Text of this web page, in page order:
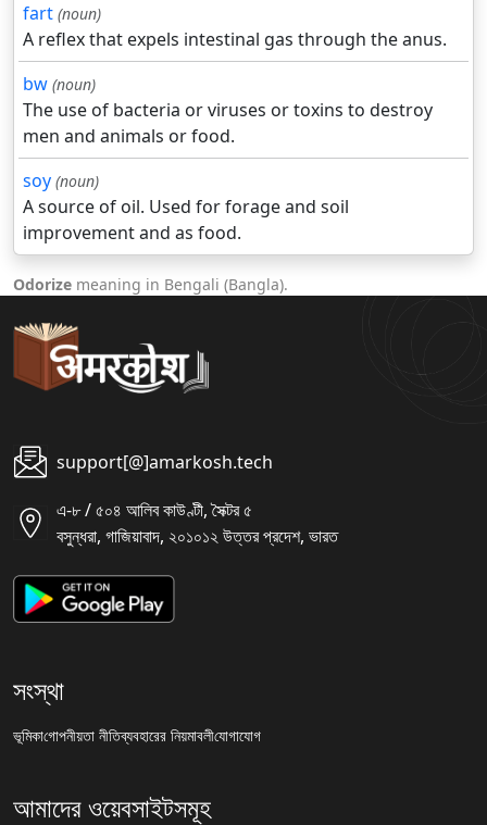
fart (noun)
A reflex that expels intestinal gas through the anus.
bw (noun)
The use of bacteria or viruses or toxins to destroy
men and animals or food.
soy (noun)
A source of oil. Used for forage and soil
improvement and as food.
Odorize meaning in Bengali (Bangla).
support[@]amarkosh.tech
এ-৮ / ৫০৪ আলিব কাউণ্টী, সৈক্টর ৫
বসুন্ধরা, গাজিয়াবাদ, ২০১০১২ উত্তর প্রদেশ, ভারত
সংস্থা
ভূমিকাগোপনীয়তা নীতিব্যবহারের নিয়মাবলীযোগাযোগ
আমাদের ওয়েবসাইটসমূহ